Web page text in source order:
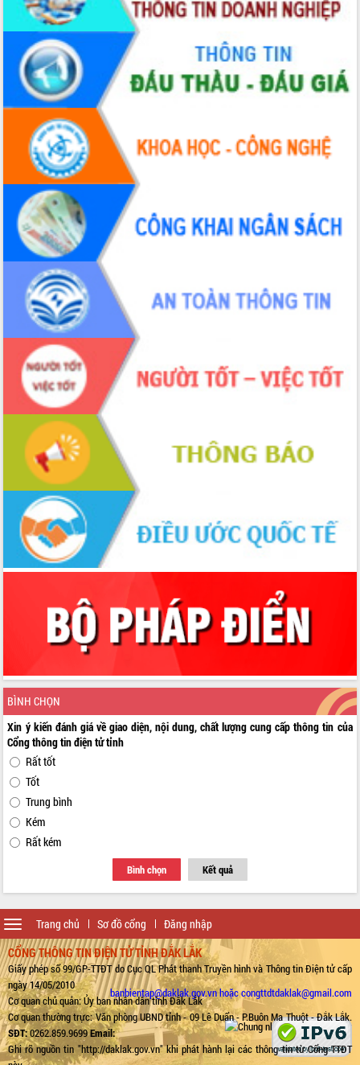
BÌNH CHỌN
Xin ý kiến đánh giá về giao diện, nội dung, chất lượng cung cấp thông tin của
Cổng thông tin điện tử tỉnh
Rất tốt
Tốt
Trung bình
Kém
Rất kém
Bình chọn Kết quả
Trang chủ Sơ đồ cổng Đăng nhập
Toggle
navigation
CỔNG THÔNG TIN ĐIỆN TỬ TỈNH ĐẮK LẮK
Giấy phép số 99/GP-TTĐT do Cục QL Phát thanh Truyền hình và Thông tin Điện tử cấp
ngày 14/05/2010
Cơ quan chủ quản: Ủy ban nhân dân tỉnh Đắk Lắk
Cơ quan thường trực: Văn phòng UBND tỉnh - 09 Lê Duẩn - P.Buôn Ma Thuột - Đắk Lắk.
SĐT:0262.859.9699Email:
banbientap@daklak.gov.vn hoặc congttdtdaklak@gmail.com
Ghi rõ nguồn tin "http://daklak.gov.vn" khi phát hành lại các thông tin từ Cổng TTĐT